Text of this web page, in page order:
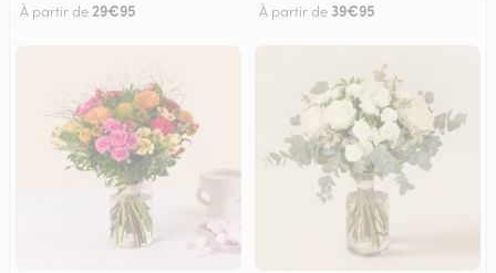
À partir de 29€95 À partir de 39€95